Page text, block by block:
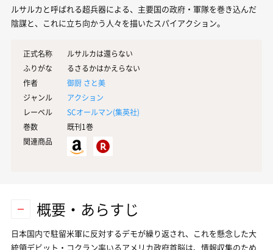
ルサルカと呼ばれる超兵器による、主要国の政府・軍隊を巻き込んだ
陰謀と、これに立ち向かう人々を描いたスパイアクション。
正式名称
ルサルカは還らない
ふりがな
るさるかはかえらない
作者
御厨 さと美
ジャンル
アクション
レーベル
SCオールマン(集英社)
巻数
既刊1巻
関連商品
概要・あらすじ
日本国内で駐留米軍に反対するデモが繰り返され、これを懸念した大
統領デビット・コクラン率いるアメリカ政府首脳は、情報収集のため